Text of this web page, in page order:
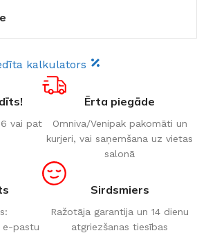
kalkulators
vai pat
Ērta piegāde
Omniva/Venipak pakomāti un
kurjeri, vai saņemšana uz vietas
salonā
e-pastu
Sirdsmiers
Ražotāja garantija un 14 dienu
atgriezšanas tiesības